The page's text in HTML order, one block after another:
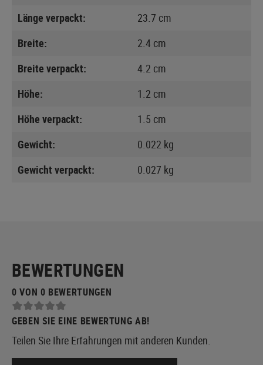
Länge verpackt:
23.7 cm
Breite:
2.4 cm
Breite verpackt:
4.2 cm
Höhe:
1.2 cm
Höhe verpackt:
1.5 cm
Gewicht:
0.022 kg
Gewicht verpackt:
0.027 kg
BEWERTUNGEN
0 VON 0 BEWERTUNGEN
GEBEN SIE EINE BEWERTUNG AB!
Teilen Sie Ihre Erfahrungen mit anderen Kunden.